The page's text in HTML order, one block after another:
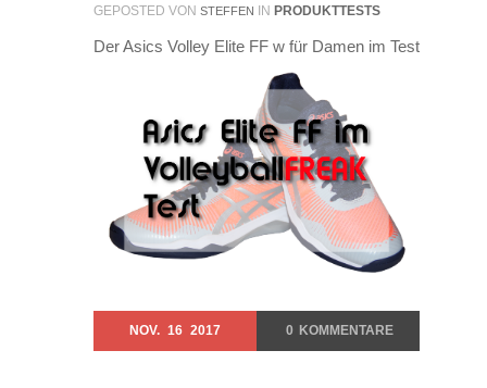
GEPOSTED VON STEFFEN IN PRODUKTTESTS
Der Asics Volley Elite FF w für Damen im Test
NOV. 16 2017 0 KOMMENTARE